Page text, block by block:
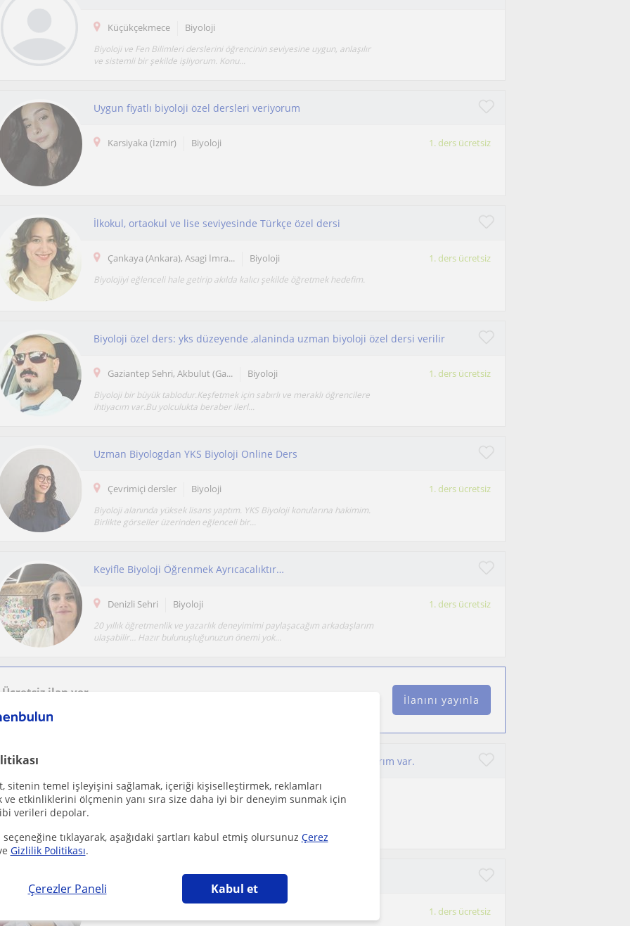
sitenin temel işleyişini sağlamak, içeriği kişiselleştirmek, reklamları
ve etkinliklerini ölçmenin yanı sıra size daha iyi bir deneyim sunmak için
verileri depolar.
tıklayarak, aşağıdaki şartları kabul etmiş olursunuz Çerez
Gizlilik Politikası.
Çerezler Paneli Kabul et
Küçükçekmece Biyoloji
Biyoloji ve Fen Bilimleri derslerini öğrencinin seviyesine uygun, anlaşılır
ve sistemli bir şekilde işliyorum. Konu...
Uygun fiyatlı biyoloji özel dersleri veriyorum
Karsiyaka (İzmir) Biyoloji 1. ders ücretsiz
İlkokul, ortaokul ve lise seviyesinde Türkçe özel dersi
Çankaya (Ankara), Asagi İmra... Biyoloji 1. ders ücretsiz
Biyolojiyi eğlenceli hale getirip akılda kalıcı şekilde öğretmek hedefim.
Biyoloji özel ders: yks düzeyende ,alaninda uzman biyoloji özel dersi verilir
Gaziantep Sehri, Akbulut (Ga... Biyoloji 1. ders ücretsiz
Biyoloji bir büyük tablodur.Keşfetmek için sabırlı ve meraklı öğrencilere
ihtiyacım var.Bu yolculukta beraber ilerl...
Uzman Biyologdan YKS Biyoloji Online Ders
Çevrimiçi dersler Biyoloji 1. ders ücretsiz
Biyoloji alanında yüksek lisans yaptım. YKS Biyoloji konularına hakimim.
Birlikte görseller üzerinden eğlenceli bir...
Keyifle Biyoloji Öğrenmek Ayrıcacalıktır…
Denizli Sehri Biyoloji 1. ders ücretsiz
20 yıllık öğretmenlik ve yazarlık deneyimimi paylaşacağım arkadaşlarım
ulaşabilir… Hazır bulunuşluğunuzun önemi yok...
Ücretsiz ilan ver
Ücretsiz bir ilan ver ve öğretmenlerin seninle iletişime geçmesini sağla
İlanını yayınla
28 yıllık Biyoloji Öğretmeniyim. YKS birebir ağırlıklı çalışmalarım var.
İstanbul, Besiktas, Beyoglu,... Biyoloji
Tyt ve ayt biyoloji dersleri veriyorum
1. ders ücretsiz